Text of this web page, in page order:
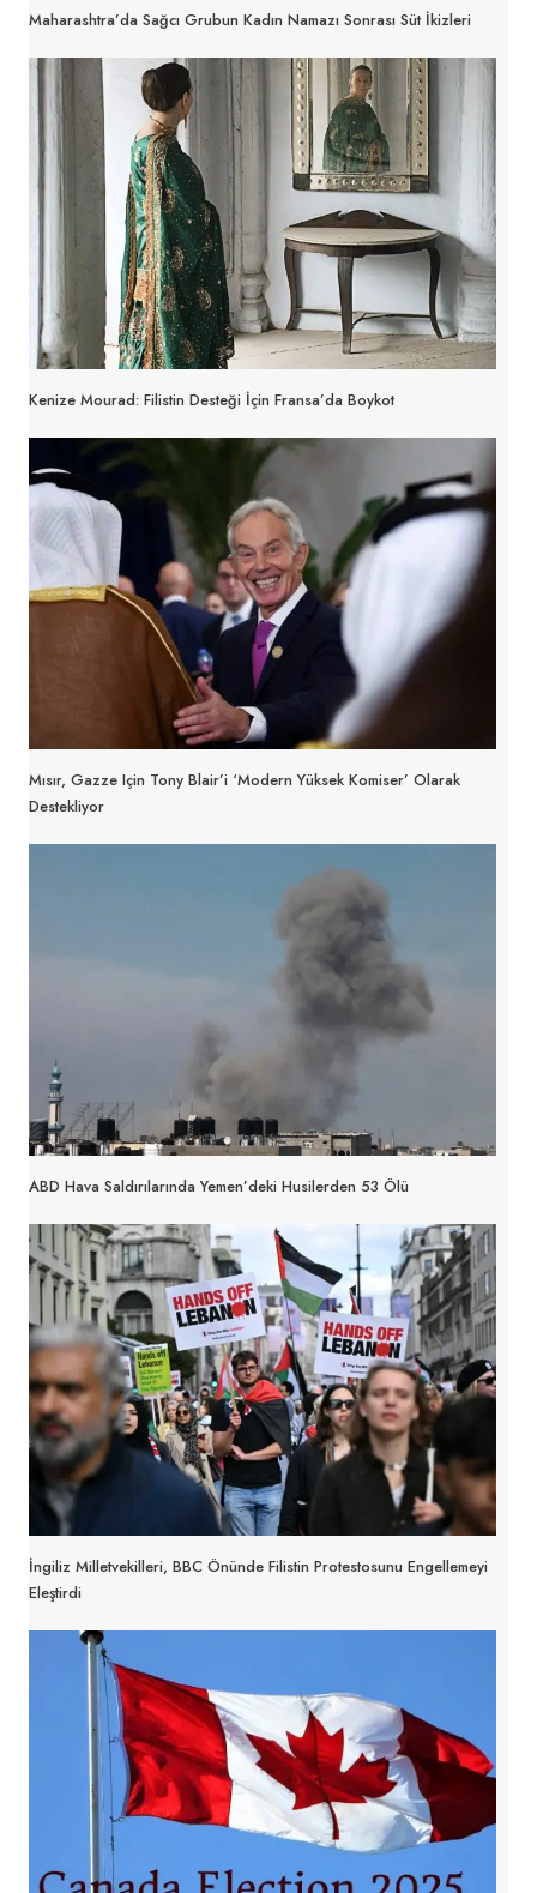
Maharashtra’da Sağcı Grubun Kadın Namazı Sonrası Süt İkizleri
Kenize Mourad: Filistin Desteği İçin Fransa’da Boykot
Mısır, Gazze Için Tony Blair’i ‘modern Yüksek Komiser’ Olarak
Destekliyor
ABD Hava Saldırılarında Yemen’deki Husilerden 53 Ölü
İngiliz Milletvekilleri, BBC Önünde Filistin Protestosunu Engellemeyi
Eleştirdi